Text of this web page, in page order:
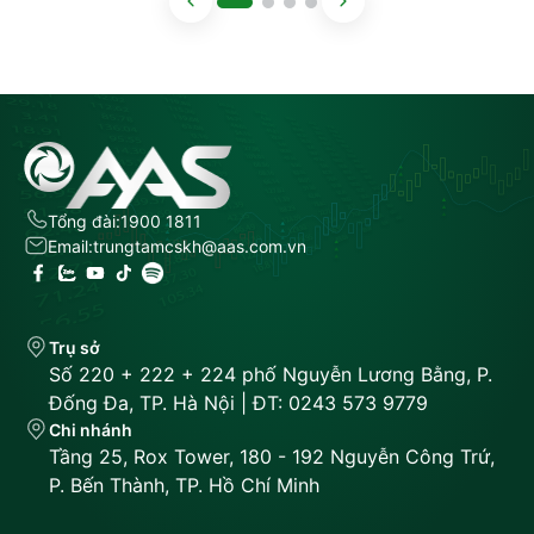
Tổng đài:1900 1811
Email:trungtamcskh@aas.com.vn
Trụ sở
Số 220 + 222 + 224 phố Nguyễn Lương Bằng, P.
Đống Đa, TP. Hà Nội | ĐT: 0243 573 9779
Chi nhánh
Tầng 25, Rox Tower, 180 - 192 Nguyễn Công Trứ,
P. Bến Thành, TP. Hồ Chí Minh